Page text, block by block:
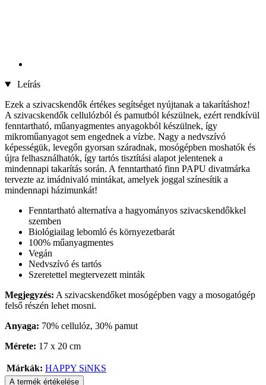
Leírás
Ezek a szivacskendők értékes segítséget nyújtanak a takarításhoz!
A szivacskendők cellulózból és pamutból készülnek, ezért rendkívül
fenntartható, műanyagmentes anyagokból készülnek, így
mikroműanyagot sem engednek a vízbe. Nagy a nedvszívó
képességük, levegőn gyorsan száradnak, mosógépben moshatók és
újra felhasználhatók, így tartós tisztítási alapot jelentenek a
mindennapi takarítás során. A fenntartható finn PAPU divatmárka
tervezte az imádnivaló mintákat, amelyek joggal színesítik a
mindennapi házimunkát!
Fenntartható alternatíva a hagyományos szivacskendőkkel
szemben
Biológiailag lebomló és környezetbarát
100% műanyagmentes
Vegán
Nedvszívó és tartós
Szeretettel megtervezett minták
Megjegyzés: A szivacskendőket mosógépben vagy a mosogatógép
felső részén lehet mosni.
Anyaga: 70% cellulóz, 30% pamut
Mérete: 17 x 20 cm
Márkák: HAPPY SiNKS
A termék értékelése